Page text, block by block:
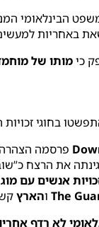
הבינלאומי
באחריות
כימותו של
בחוגי זכויות
פרסמה הצהרה
גינתה את הרצח
אנשים עם
The והארץ
לא רדף